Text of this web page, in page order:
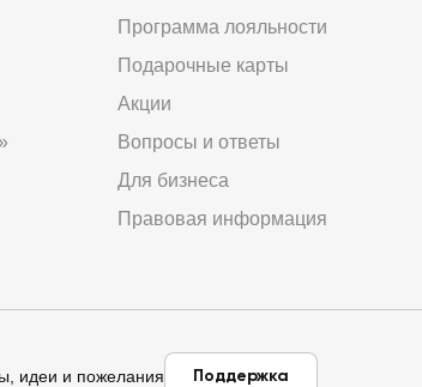
Программа лояльности
Подарочные карты
Акции
Вопросы и ответы
Для бизнеса
Правовая информация
идеи и пожелания Поддержка